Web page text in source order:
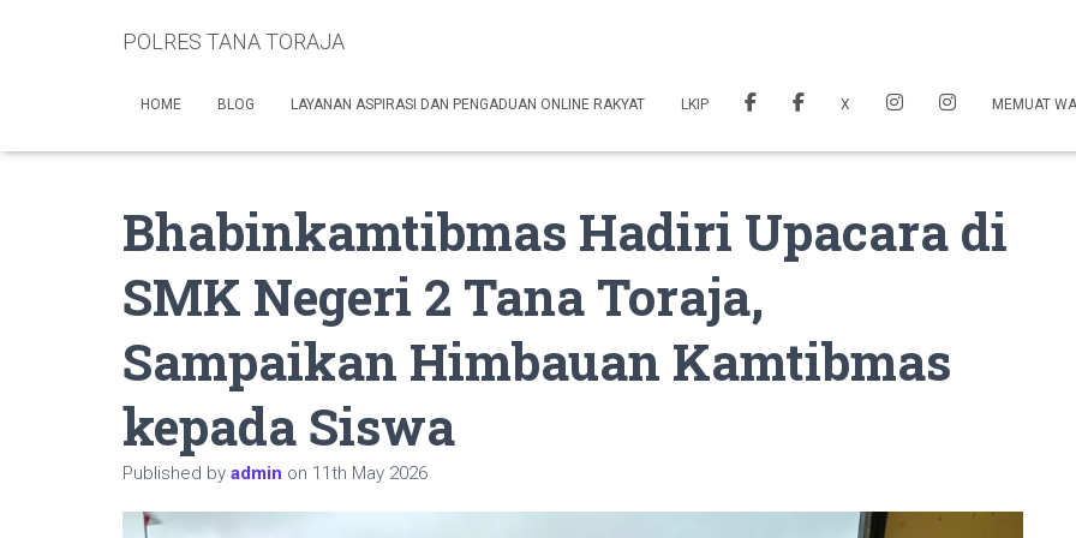
POLRES TANA TORAJA
HOME BLOG LAYANAN ASPIRASI DAN PENGADUAN ONLINE RAKYAT LKIP X MEMUAT
Bhabinkamtibmas Hadiri Upacara di
SMK Negeri 2 Tana Toraja,
Sampaikan Himbauan Kamtibmas
kepada Siswa
Published by admin on 11th May 2026